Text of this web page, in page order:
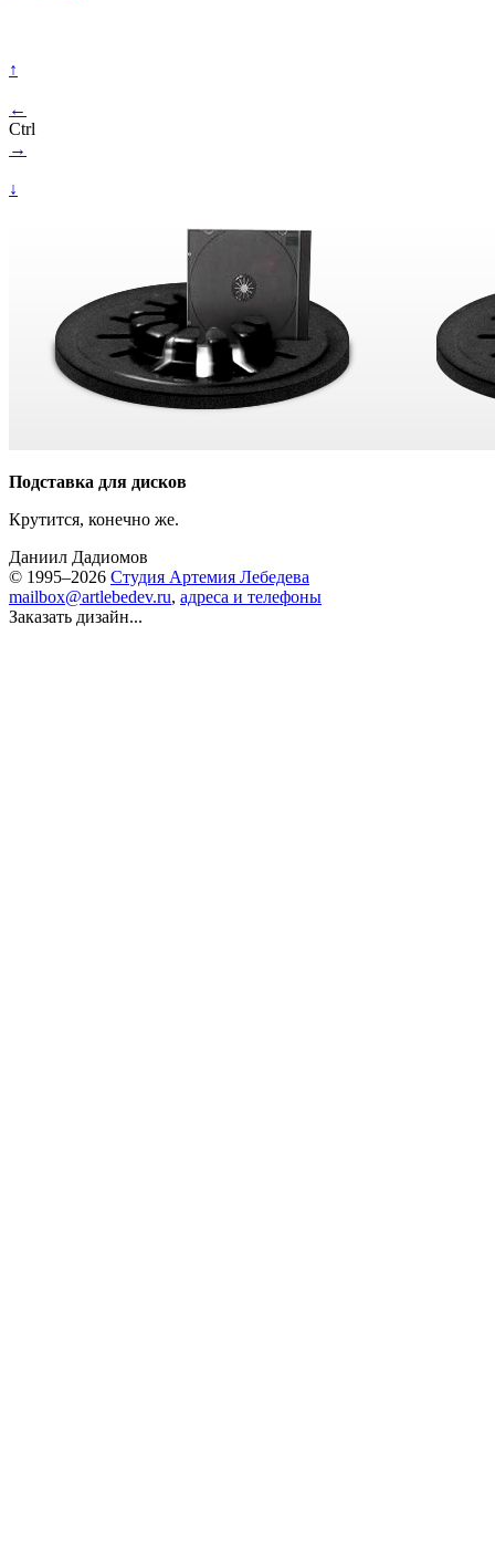
↑
←
Ctrl
→
↓
Подставка для дисков
Крутится, конечно же.
Даниил Дадиомов
© 1995–2026 Студия Артемия Лебедева
mailbox@artlebedev.ru, адреса и телефоны
Заказать дизайн...